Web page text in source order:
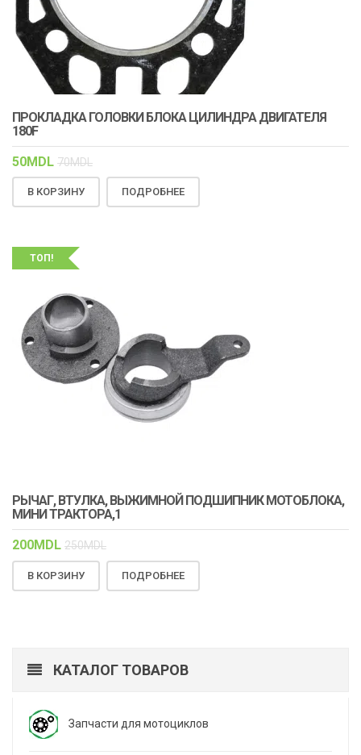
ПРОКЛАДКА ГОЛОВКИ БЛОКА ЦИЛИНДРА ДВИГАТЕЛЯ
180F
50MDL 70MDL
В КОРЗИНУ ПОДРОБНЕЕ
ТОП!
РЫЧАГ, ВТУЛКА, ВЫЖИМНОЙ ПОДШИПНИК МОТОБЛОКА,
МИНИ ТРАКТОРА,1
200MDL 250MDL
В КОРЗИНУ ПОДРОБНЕЕ
КАТАЛОГ ТОВАРОВ
Запчасти для мотоциклов